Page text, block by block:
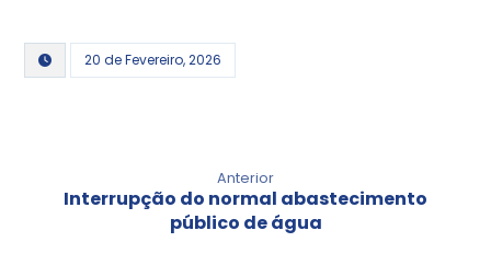
20 de Fevereiro, 2026
Anterior
Interrupção do normal abastecimento
público de água